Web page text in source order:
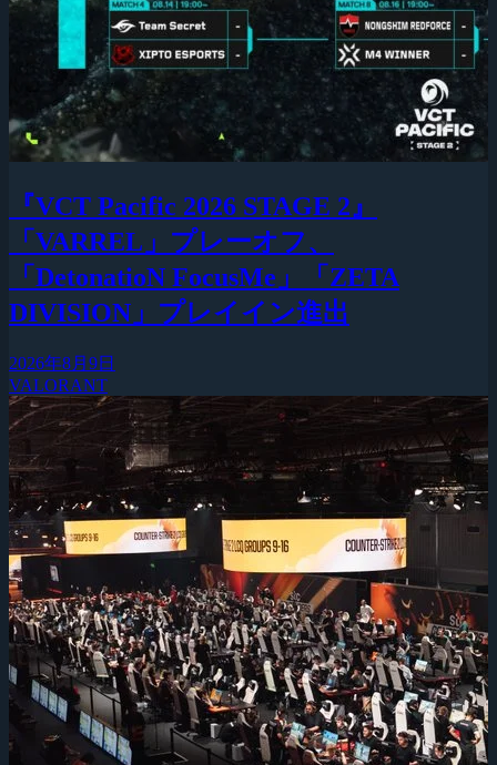
『VCT Pacific 2026 STAGE 2』
「VARREL」プレーオフ、
「DetonatioN FocusMe」「ZETA
DIVISION」プレイイン進出
2026年8月9日
VALORANT